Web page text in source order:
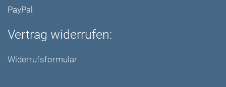
PayPal
Vertrag widerrufen:
Widerrufsformular